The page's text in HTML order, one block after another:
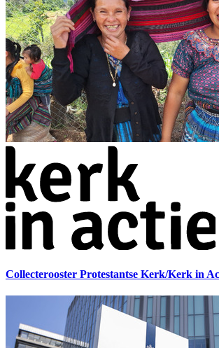
Collecterooster Protestantse Kerk/Kerk in